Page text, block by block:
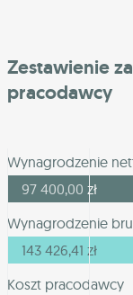
Zestawienie
pracodawcy
Wynagrodzenie
97 400,00 zł
Wynagrodzenie
143 426,41 zł
Koszt pracodawcy